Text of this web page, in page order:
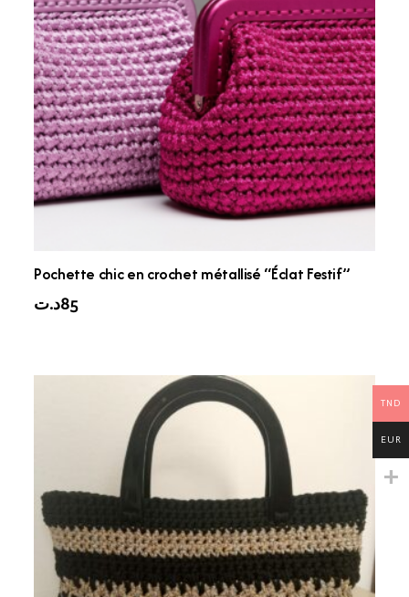
Pochette chic en crochet métallisé “Éclat Festif”
85د.ت
TND
EUR